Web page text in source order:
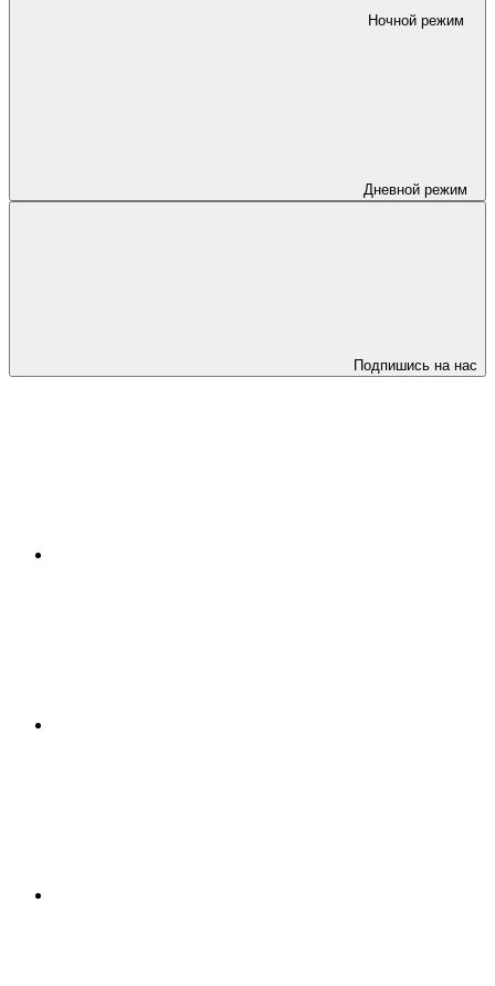
Ночной режим
Дневной режим
Подпишись на нас